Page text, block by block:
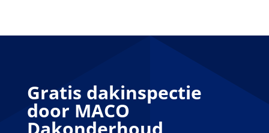
Gratis dakinspectie
door MACO